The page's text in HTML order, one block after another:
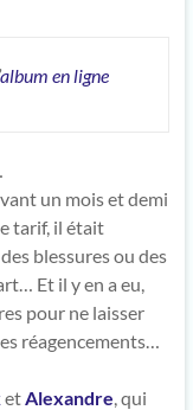
album en ligne
un mois et demi
tarif, il était
blessures ou des
Et il y en a eu,
pour ne laisser
réagencements…
etAlexandre, qui